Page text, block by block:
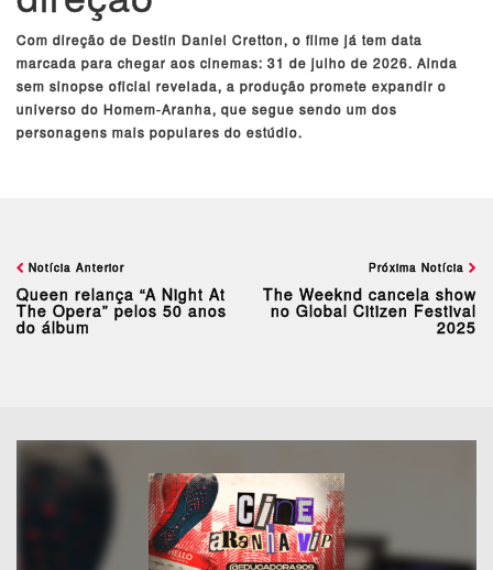
Com direção de Destin Daniel Cretton, o filme já tem data
marcada para chegar aos cinemas: 31 de julho de 2026. Ainda
sem sinopse oficial revelada, a produção promete expandir o
universo do Homem-Aranha, que segue sendo um dos
personagens mais populares do estúdio.
Notícia Anterior
Queen relança “A Night At
The Opera” pelos 50 anos
do álbum
Próxima Notícia
The Weeknd cancela show
no Global Citizen Festival
2025